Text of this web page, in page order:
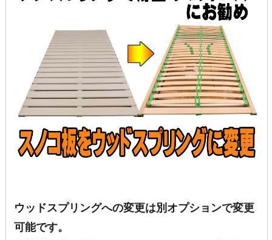
ウッドスプリングへの変更は別オプションで変更
可能です。